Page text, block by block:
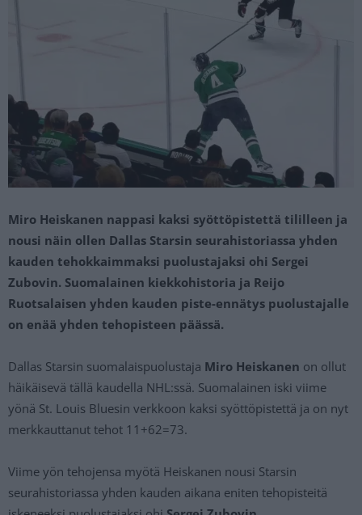
Miro Heiskanen nappasi kaksi syöttöpistettä tililleen ja
nousi näin ollen Dallas Starsin seurahistoriassa yhden
kauden tehokkaimmaksi puolustajaksi ohi Sergei
Zubovin. Suomalainen kiekkohistoria ja Reijo
Ruotsalaisen yhden kauden piste-ennätys puolustajalle
on enää yhden tehopisteen päässä.
Dallas Starsin suomalaispuolustaja Miro Heiskanen on ollut
häikäisevä tällä kaudella NHL:ssä. Suomalainen iski viime
yönä St. Louis Bluesin verkkoon kaksi syöttöpistettä ja on nyt
merkkauttanut tehot 11+62=73.
Viime yön tehojensa myötä Heiskanen nousi Starsin
seurahistoriassa yhden kauden aikana eniten tehopisteitä